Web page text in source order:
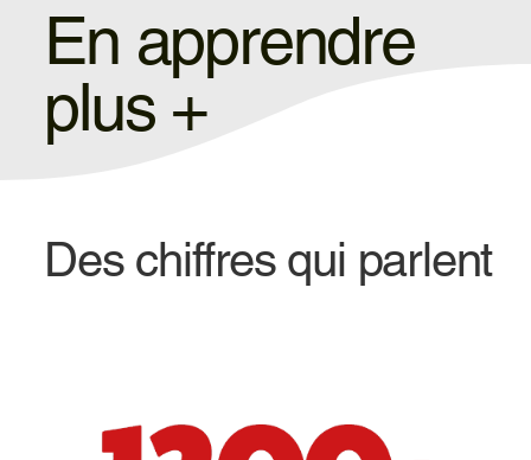
En apprendre
plus +
Des chiffres qui parlent